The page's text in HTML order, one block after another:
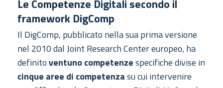
Le Competenze Digitali secondo il
framework DigComp
Il DigComp, pubblicato nella sua prima versione
nel 2010 dal Joint Research Center europeo, ha
definitoventuno competenzespecifiche divise in
cinque aree di competenzasu cui intervenire